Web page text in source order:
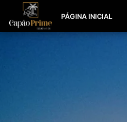
PÁGINA INICIAL